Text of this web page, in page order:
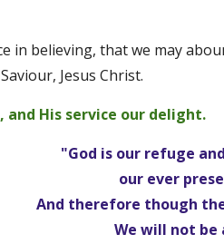
in believing, that we may
Jesus Christ.
and His service our delight.
"God is our refuge
our ever
And therefore though
We will not be